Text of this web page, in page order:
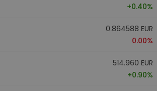
+0.40%
0.864588 EUR
0.00%
514.960 EUR
+0.90%